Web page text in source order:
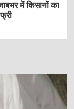
में किसानों का